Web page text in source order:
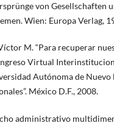
von Gesellschaften
Wien: Europa Verlag,
M. “Para recuperar
Virtual
Autónoma de Nuevo
México D.F., 2008.
administrativo